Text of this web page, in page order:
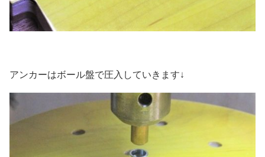
アンカーはボール盤で圧入していきます↓